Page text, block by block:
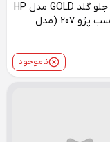
لنت ترمز جلو گلد GOLD مدل HP
5309 مناسب پژو 207 (مدل
ناموجود